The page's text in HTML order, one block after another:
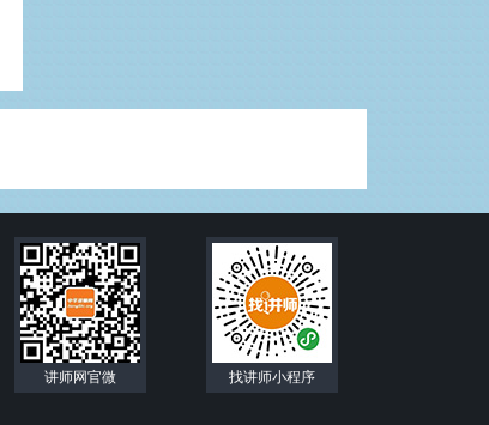
讲师网官微 找讲师小程序